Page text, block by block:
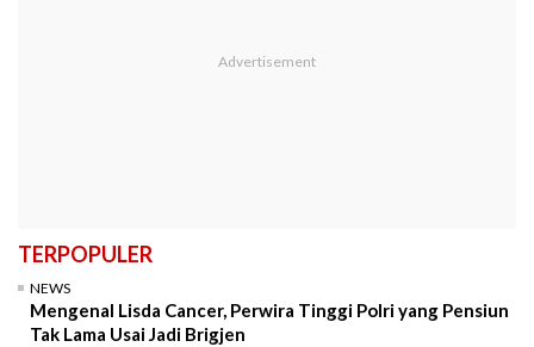
TERPOPULER
NEWS
Mengenal Lisda Cancer, Perwira Tinggi Polri yang Pensiun
Tak Lama Usai Jadi Brigjen